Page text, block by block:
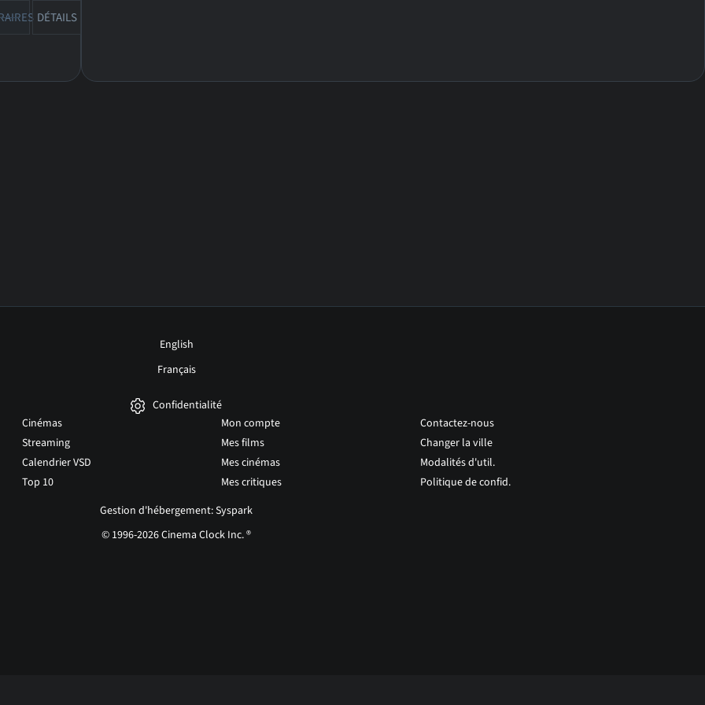
DÉTAILS
English
Français
Confidentialité
Cinémas
Streaming
Calendrier VSD
Top 10
Mon compte
Mes films
Mes cinémas
Mes critiques
Contactez-nous
Changer la ville
Modalités d'util.
Politique de confid.
Gestion d'hébergement: Syspark
© 1996-2026 Cinema Clock Inc. ®